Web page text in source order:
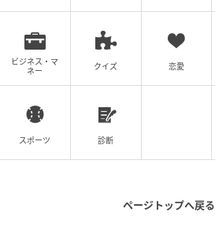
ビジネス・マ
ネー
クイズ 恋愛
スポーツ 診断
ページトップへ戻る